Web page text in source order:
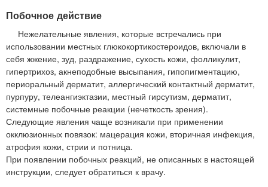
Побочное действие
Нежелательные явления, которые встречались при
использовании местных глюкокортикостероидов, включали в
себя жжение, зуд, раздражение, сухость кожи, фолликулит,
гипертрихоз, акнеподобные высыпания, гипопигментацию,
периоральный дерматит, аллергический контактный дерматит,
пурпуру, телеангиэктазии, местный гирсутизм, дерматит,
системные побочные реакции (нечеткость зрения).
Следующие явления чаще возникали при применении
окклюзионных повязок: мацерация кожи, вторичная инфекция,
атрофия кожи, стрии и потница.
При появлении побочных реакций, не описанных в настоящей
инструкции, следует обратиться к врачу.